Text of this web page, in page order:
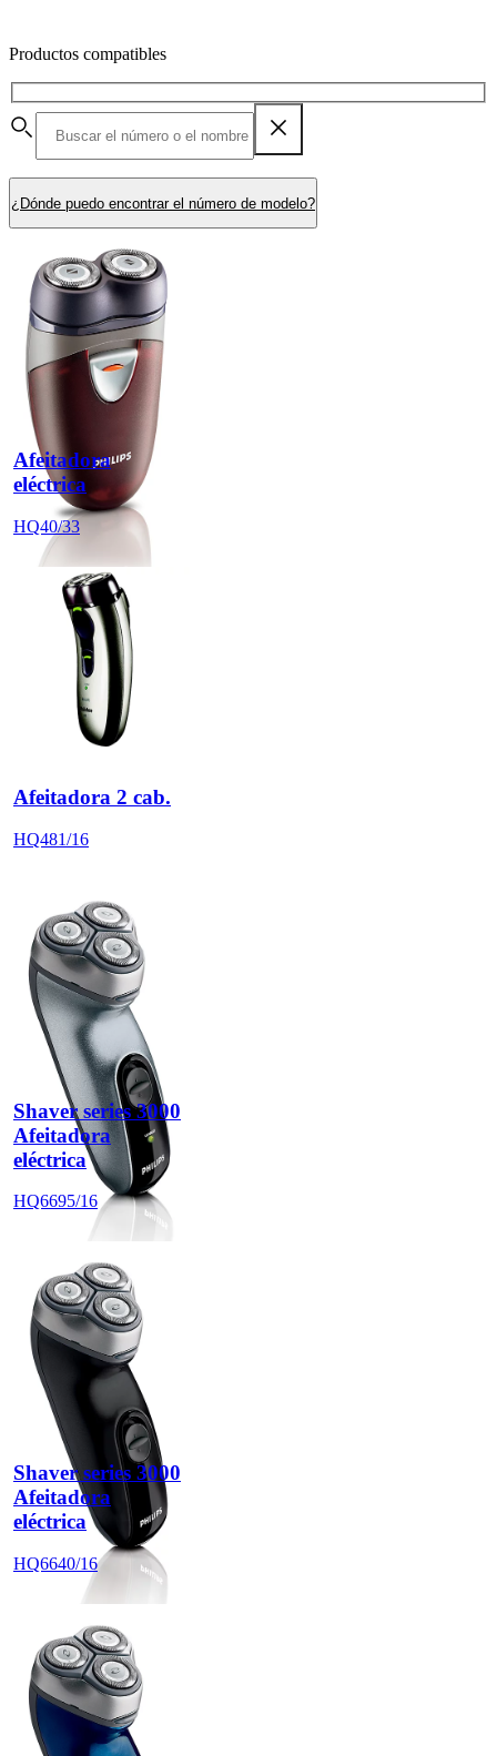
Productos compatibles
¿Dónde puedo encontrar el número de modelo?
Afeitadora
eléctrica
HQ40/33
Afeitadora 2 cab.
HQ481/16
Shaver series 3000
Afeitadora
eléctrica
HQ6695/16
Shaver series 3000
Afeitadora
eléctrica
HQ6640/16